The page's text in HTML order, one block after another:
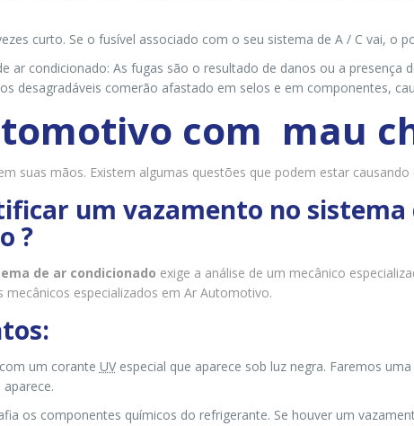
curto. Se o fusível associado com o seu sistema de A / C vai, o
ar condicionado: As fugas são o resultado de danos ou a presença
desagradáveis comerão afastado em selos e em componentes,
com mau
suas mãos. Existem algumas questões que podem estar causando
um vazamento no sistema
?
de ar condicionado exige a análise de um mecânico
especializados em Ar Automotivo.
um corante UVespecial que aparece sob luz negra. Faremos
os componentes químicos do refrigerante. Se houver um